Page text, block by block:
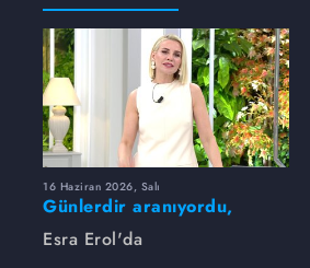
16 Haziran 2026, Salı
Günlerdir aranıyordu,
dakikalar içinde bulundu!
Esra Erol'da